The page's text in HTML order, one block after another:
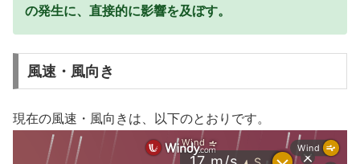
の発生に、直接的に影響を及ぼす。
風速・風向き
現在の風速・風向きは、以下のとおりです。